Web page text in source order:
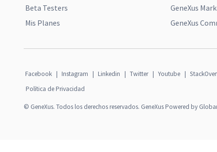
Beta Testers
Mis Planes
GeneXus
GeneXus
Facebook | Instagram | Linkedin | Twitter | Youtube |
Política de Privacidad
© GeneXus. Todos los derechos reservados. GeneXus Powered by